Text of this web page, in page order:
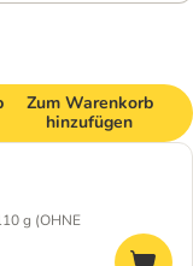
Zum Warenkorb
hinzufügen
g (OHNE